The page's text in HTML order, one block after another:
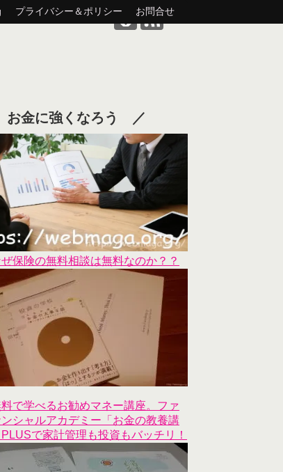
プライバシー＆ポリシー お問合せ
金に強くなろう ／
保険の無料相談は無料なのか？？
で学べるお勧めマネー講座。ファ
シャルアカデミー「お金の教養講
で家計管理も投資もバッチリ！